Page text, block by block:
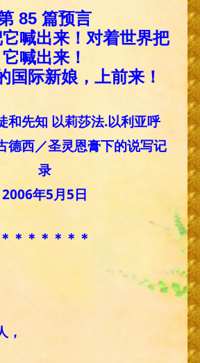
85 篇预言
喊出来！对着世界把
它喊出来！
国际新娘，上前来！
和先知 以莉莎法.以利亚呼
德西／圣灵恩膏下的说写记
录
2006年5月5日
＊＊＊＊＊＊＊
，